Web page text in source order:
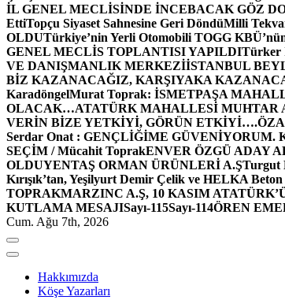
İL GENEL MECLİSİNDE İNCEBACAK GÖZ
EttiTopçu Siyaset Sahnesine Geri DöndüMilli
OLDUTürkiye’nin Yerli Otomobili TOGG
GENEL MECLİS TOPLANTISI YAPILDITürker
VE DANIŞMANLIK MERKEZİİSTANBUL
BİZ KAZANACAĞIZ, KARŞIYAKA
KaradöngelMurat Toprak: İSMETPAŞA
OLACAK…ATATÜRK MAHALLESİ MUHTAR
VERİN BİZE YETKİYİ, GÖRÜN ETKİYİ….
Serdar Onat : GENÇLİĞİME
SEÇİM / Mücahit ToprakENVER ÖZGÜ ADAY
OLDUYENTAŞ ORMAN ÜRÜNLERİ A.ŞTurgut
Kırışık’tan, Yeşilyurt Demir Çelik ve HELKA
TOPRAKMARZINC A.Ş, 10 KASIM
KUTLAMA MESAJISayı-115Sayı-114ÖREN
Cum. Ağu 7th, 2026
Hakkımızda
Köşe Yazarları